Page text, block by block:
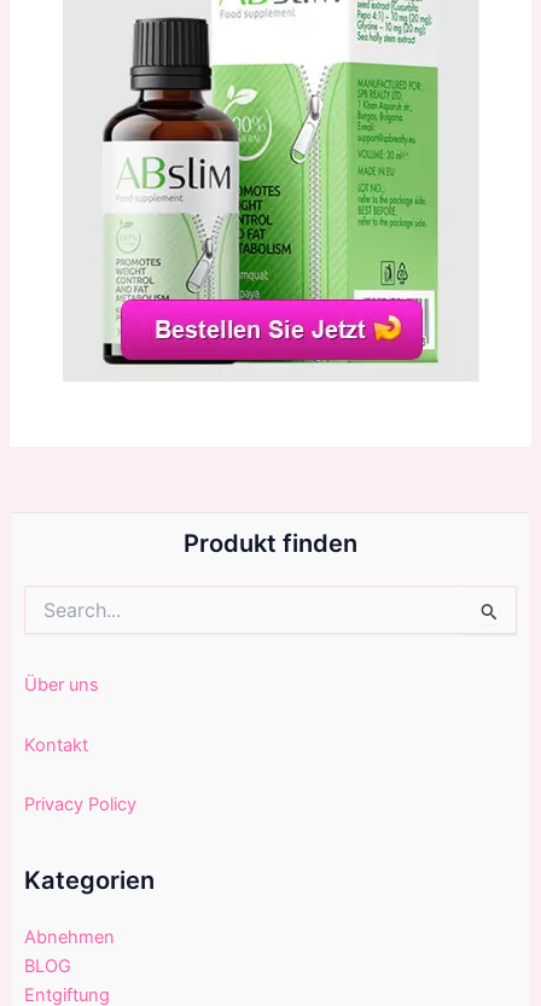
Produkt finden
nach:
Über uns
Kontakt
Privacy Policy
Kategorien
Abnehmen
BLOG
Entgiftung